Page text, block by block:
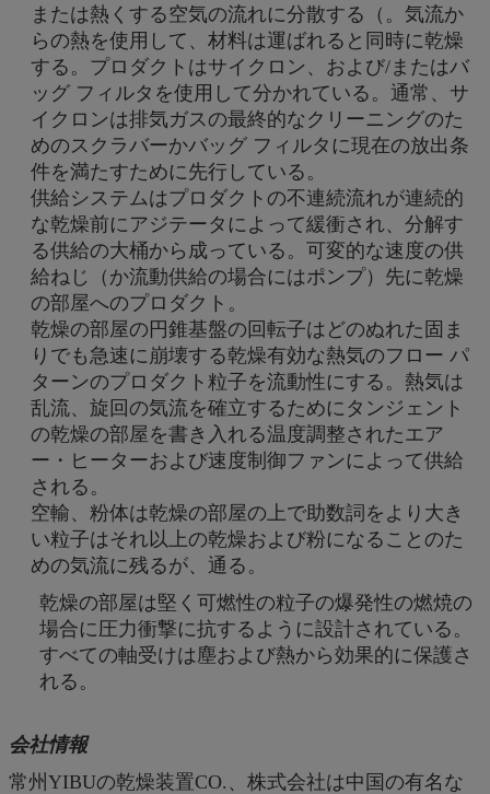
または熱くする空気の流れに分散する（。気流か
らの熱を使用して、材料は運ばれると同時に乾燥
する。プロダクトはサイクロン、および/またはバ
ッグ フィルタを使用して分かれている。通常、サ
イクロンは排気ガスの最終的なクリーニングのた
めのスクラバーかバッグ フィルタに現在の放出条
件を満たすために先行している。
供給システムはプロダクトの不連続流れが連続的
な乾燥前にアジテータによって緩衝され、分解す
る供給の大桶から成っている。可変的な速度の供
給ねじ（か流動供給の場合にはポンプ）先に乾燥
の部屋へのプロダクト。
乾燥の部屋の円錐基盤の回転子はどのぬれた固ま
りでも急速に崩壊する乾燥有効な熱気のフロー パ
ターンのプロダクト粒子を流動性にする。熱気は
乱流、旋回の気流を確立するためにタンジェント
の乾燥の部屋を書き入れる温度調整されたエア
ー・ヒーターおよび速度制御ファンによって供給
される。
空輸、粉体は乾燥の部屋の上で助数詞をより大き
い粒子はそれ以上の乾燥および粉になることのた
めの気流に残るが、通る。
乾燥の部屋は堅く可燃性の粒子の爆発性の燃焼の
場合に圧力衝撃に抗するように設計されている。
すべての軸受けは塵および熱から効果的に保護さ
れる。
会社情報
常州YIBUの乾燥装置CO.、株式会社は中国の有名な